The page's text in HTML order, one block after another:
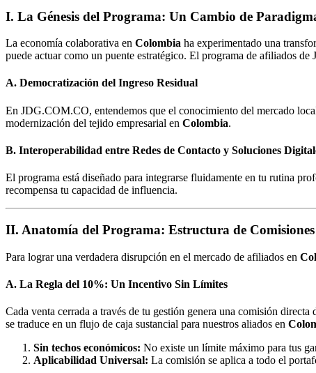
I. La Génesis del Programa: Un Cambio de
La economía colaborativa en Colombia ha experimentado una
puede actuar como un puente estratégico. El programa de afiliados
A. Democratización del Ingreso Residual
En JDG.COM.CO, entendemos que el conocimiento del mercado
modernización del tejido empresarial en Colombia.
B. Interoperabilidad entre Redes de Contacto y Soluciones
El programa está diseñado para integrarse fluidamente en tu rutina
recompensa tu capacidad de influencia.
II. Anatomía del Programa: Estructura de
Para lograr una verdadera disrupción en el mercado de afiliados en
A. La Regla del 10%: Un Incentivo Sin Límites
Cada venta cerrada a través de tu gestión genera una comisión
se traduce en un flujo de caja sustancial para nuestros aliados en
Sin techos económicos: No existe un límite máximo para tus
Aplicabilidad Universal: La comisión se aplica a todo el